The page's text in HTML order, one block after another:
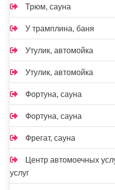
Трюм, сауна
У трамплина, баня
Утулик, автомойка
Утулик, автомойка
Фортуна, сауна
Фортуна, сауна
Фрегат, сауна
Центр автомоечных
услуг